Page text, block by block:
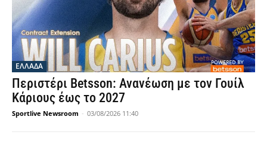
ΕΛΛΑΔΑ
Περιστέρι Betsson: Ανανέωση με τον Γουίλ
Κάριους έως το 2027
Sportlive Newsroom - 03/08/2026 11:40